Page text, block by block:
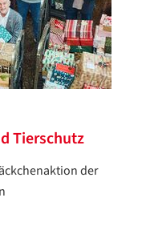
Tierschutz
der